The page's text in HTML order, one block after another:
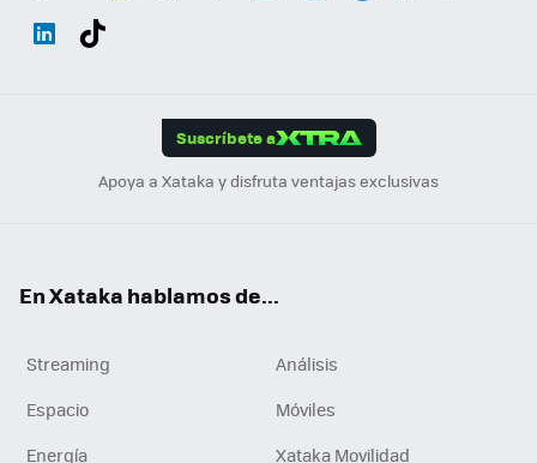
Suscríbete a
Apoya a Xataka y disfruta ventajas exclusivas
En Xataka hablamos de...
Streaming
Análisis
Espacio
Móviles
Energía
Xataka Movilidad